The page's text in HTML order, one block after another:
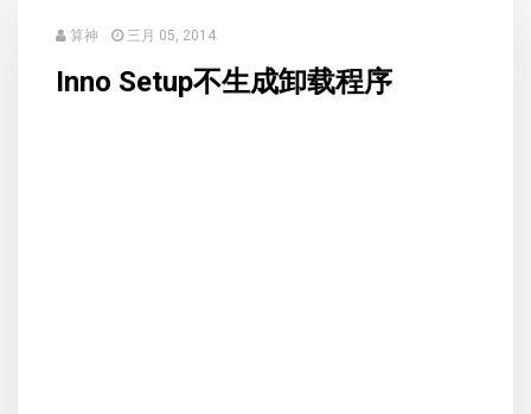
算神 三月 05, 2014
Inno Setup不生成卸载程序